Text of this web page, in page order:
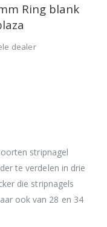
Ring blank
dealer
stripnagel
te verdelen in drie
die stripnagels
ook van 28 en 34